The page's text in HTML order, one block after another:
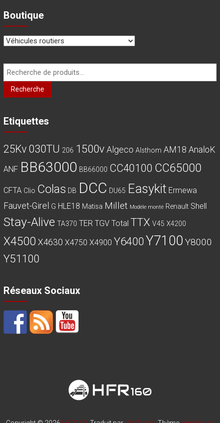
Boutique
Recherche
pour :
Recherche
Etiquettes
25Kv 030TU 206 1500v Algeco Alsthom AM18 AnaloK
ANF BB63000 BB66000 CC40100 CC65000
CFTA Clio Colas DB DCC DU65 Easykit Ermewa
Fauvet-Girel G HLE18 Matisa Millet Modèle monté Renault Shell
Stay-Alive TA370 TER TGV Total TTX V45 X4200
X4500 X4630 X4750 X4900 Y6400Y7100 Y8000
Y51100
Réseaux Sociaux